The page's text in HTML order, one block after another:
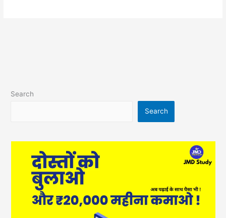
Search
Search